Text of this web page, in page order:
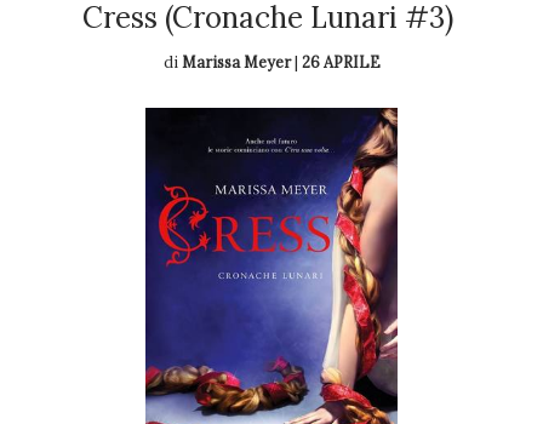
Cress (Cronache Lunari #3)
di Marissa Meyer| 26 APRILE